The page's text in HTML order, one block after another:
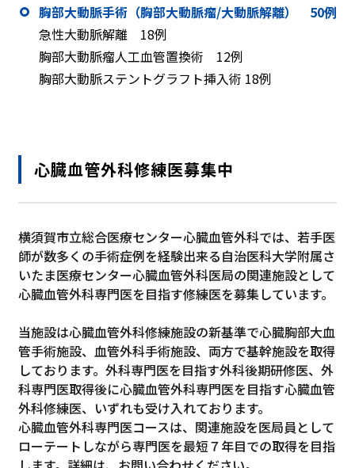
胸部大動脈手術（胸部大動脈瘤/大動脈解離） 50例
急性大動脈解離 18例
胸部大動脈瘤人工血管置換術 12例
胸部大動脈ステントグラフト挿入術 18例
心臓血管外科修練医募集中
横須賀市立総合医療センター心臓血管外科では、若手医
師が数多くの手術症例を経験出来る自治医科大学附属さ
いたま医療センター心臓血管外科医局の関連施設として
心臓血管外科専門医を目指す修練医を募集しています。
当施設は心臓血管外科修練施設の新基準で心臓胸部大血
管手術施設、血管外科手術施設、両方で基幹施設を取得
しております。外科専門医を目指す外科後期研修医、外
科専門医取得後に心臓血管外科専門医を目指す心臓血管
外科修練医、いずれも受け入れております。
心臓血管外科専門医コースは、関連施設を医局員として
ローテートしながら専門医を最短７年目での取得を目指